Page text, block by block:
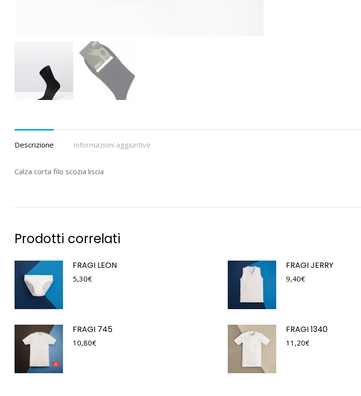
Descrizione Informazioni aggiuntive
Calza corta filo scozia liscia
Prodotti correlati
FRAGI LEON
5,30€
FRAGI JERRY
9,40€
FRAGI 745
10,80€
FRAGI 1340
11,20€